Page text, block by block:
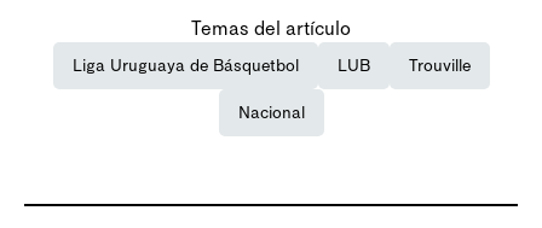
Temas del artículo
Liga Uruguaya de Básquetbol LUB Trouville
Nacional